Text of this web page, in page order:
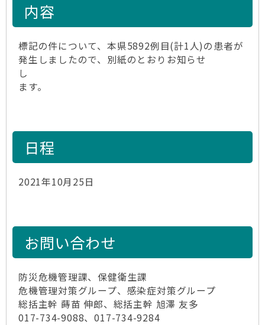
内容
標記の件について、本県5892例目(計1人)の患者が
発生しましたので、別紙のとおりお知らせ
し
ます。
日程
2021年10月25日
お問い合わせ
防災危機管理課、保健衛生課
危機管理対策グループ、感染症対策グループ
総括主幹 蒔苗 伸郎、総括主幹 旭澤 友多
017-734-9088、017-734-9284